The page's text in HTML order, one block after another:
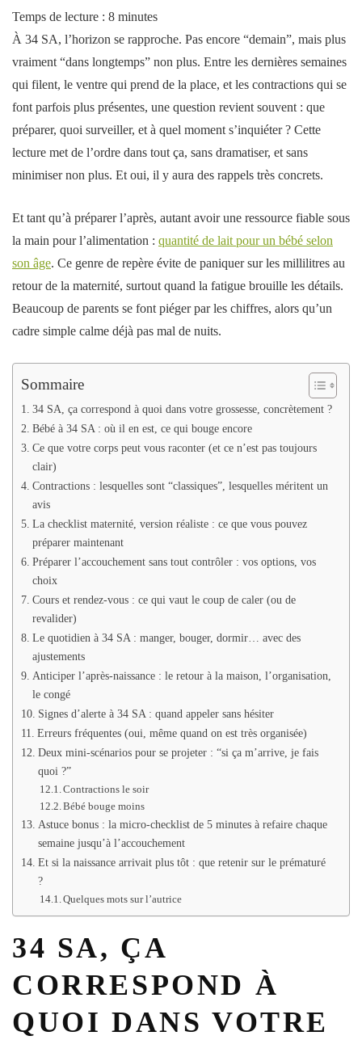
Temps de lecture : 8 minutes
À 34 SA, l’horizon se rapproche. Pas encore “demain”, mais plus
vraiment “dans longtemps” non plus. Entre les dernières semaines
qui filent, le ventre qui prend de la place, et les contractions qui se
font parfois plus présentes, une question revient souvent : que
préparer, quoi surveiller, et à quel moment s’inquiéter ? Cette
lecture met de l’ordre dans tout ça, sans dramatiser, et sans
minimiser non plus. Et oui, il y aura des rappels très concrets.
Et tant qu’à préparer l’après, autant avoir une ressource fiable sous
la main pour l’alimentation : quantité de lait pour un bébé selon
son âge. Ce genre de repère évite de paniquer sur les millilitres au
retour de la maternité, surtout quand la fatigue brouille les détails.
Beaucoup de parents se font piéger par les chiffres, alors qu’un
cadre simple calme déjà pas mal de nuits.
Sommaire
34 SA, ça correspond à quoi dans votre grossesse, concrètement ?
Bébé à 34 SA : où il en est, ce qui bouge encore
Ce que votre corps peut vous raconter (et ce n’est pas toujours
clair)
Contractions : lesquelles sont “classiques”, lesquelles méritent un
avis
La checklist maternité, version réaliste : ce que vous pouvez
préparer maintenant
Préparer l’accouchement sans tout contrôler : vos options, vos
choix
Cours et rendez-vous : ce qui vaut le coup de caler (ou de
revalider)
Le quotidien à 34 SA : manger, bouger, dormir… avec des
ajustements
Anticiper l’après-naissance : le retour à la maison, l’organisation,
le congé
Signes d’alerte à 34 SA : quand appeler sans hésiter
Erreurs fréquentes (oui, même quand on est très organisée)
Deux mini-scénarios pour se projeter : “si ça m’arrive, je fais
quoi ?”
Contractions le soir
Bébé bouge moins
Astuce bonus : la micro-checklist de 5 minutes à refaire chaque
semaine jusqu’à l’accouchement
Et si la naissance arrivait plus tôt : que retenir sur le prématuré
?
Quelques mots sur l’autrice
34 SA, ÇA
CORRESPOND À
QUOI DANS VOTRE